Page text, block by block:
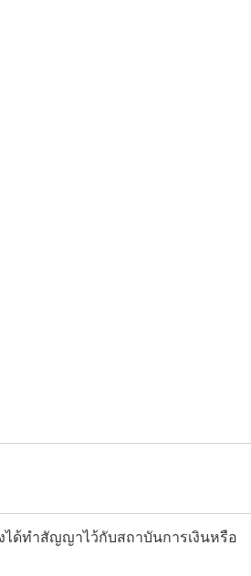
ด้ทำสัญญาไว้กับสถาบันการเงินหรือ